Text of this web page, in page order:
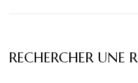
RECHERCHER UNE